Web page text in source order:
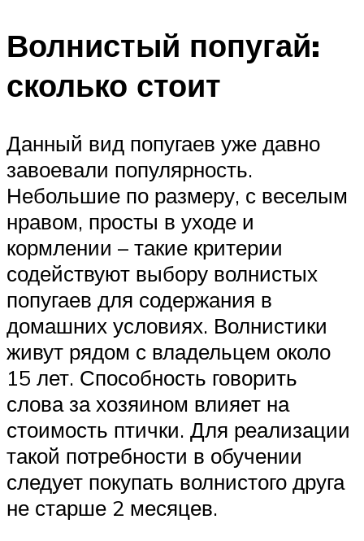
Волнистый попугай:
сколько стоит
Данный вид попугаев уже давно
завоевали популярность.
Небольшие по размеру, с веселым
нравом, просты в уходе и
кормлении – такие критерии
содействуют выбору волнистых
попугаев для содержания в
домашних условиях. Волнистики
живут рядом с владельцем около
15 лет. Способность говорить
слова за хозяином влияет на
стоимость птички. Для реализации
такой потребности в обучении
следует покупать волнистого друга
не старше 2 месяцев.